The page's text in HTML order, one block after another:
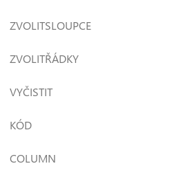
ZVOLITSLOUPCE
ZVOLITŘÁDKY
VYČISTIT
KÓD
COLUMN